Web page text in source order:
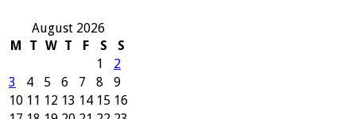
August 2026
M
T W T F S
S
1
2
3
4 5 6 7 8
9
10 11 12 13 14 15 16